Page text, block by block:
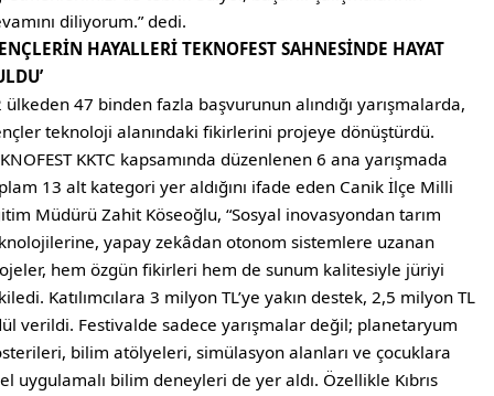
diliyorum.” dedi.
HAYALLERİ TEKNOFEST SAHNESİNDE HAYAT
ülkeden 47 binden fazla başvurunun alındığı yarışmalarda,
teknoloji alanındaki fikirlerini projeye dönüştürdü.
KKTC kapsamında düzenlenen 6 ana yarışmada
13 alt kategori yer aldığını ifade eden Canik İlçe Milli
Müdürü Zahit Köseoğlu, “Sosyal inovasyondan tarım
yapay zekâdan otonom sistemlere uzanan
hem özgün fikirleri hem de sunum kalitesiyle jüriyi
Katılımcılara 3 milyon TL’ye yakın destek, 2,5 milyon TL
verildi. Festivalde sadece yarışmalar değil; planetaryum
bilim atölyeleri, simülasyon alanları ve çocuklara
uygulamalı bilim deneyleri de yer aldı. Özellikle Kıbrıs